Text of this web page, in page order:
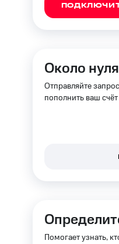
Около нуля
Отправляйте
пополнить ваш
Помогает узнать,